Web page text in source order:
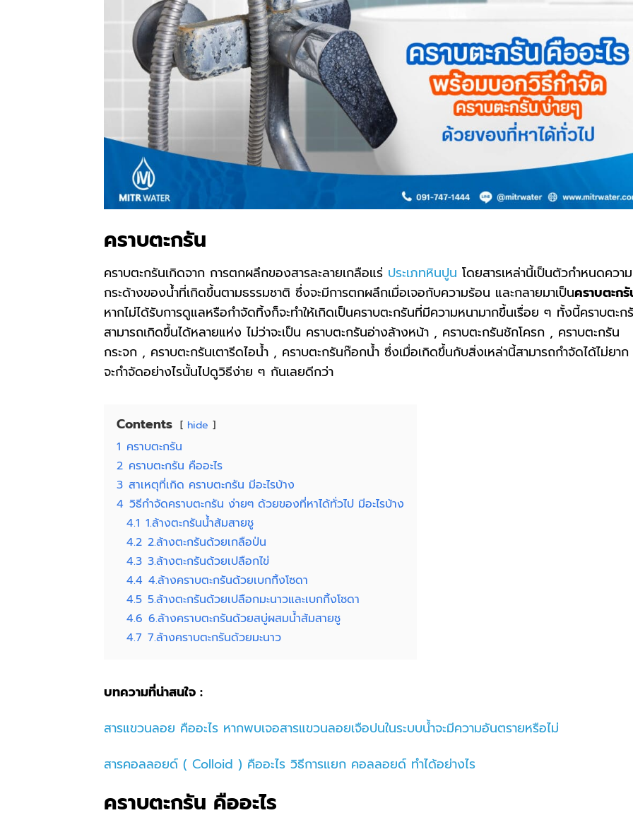
คราบตะกรัน
คราบตะกรันเกิดจาก การตกผลึกของสารละลายเกลือแร่ ประเภทหินปูน โดยสารเหล่านี้เป็นตัวกำหนดความ
กระด้างของน้ำที่เกิดขึ้นตามธรรมชาติ ซึ่งจะมีการตกผลึกเมื่อเจอกับความร้อน และกลายมาเป็นคราบตะก
หากไม่ได้รับการดูแลหรือกำจัดทิ้งก็จะทำให้เกิดเป็นคราบตะกรันที่มีความหนามากขึ้นเรื่อย ๆ ทั้งนี้คราบตะก
สามารถเกิดขึ้นได้หลายแห่ง ไม่ว่าจะเป็น คราบตะกรันอ่างล้างหน้า , คราบตะกรันชักโครก , คราบตะกรัน
กระจก , คราบตะกรันเตารีดไอน้ํา , คราบตะกรันก๊อกน้ํา ซึ่งเมื่อเกิดขึ้นกับสิ่งเหล่านี้สามารถกำจัดได้ไม่ยา
จะกำจัดอย่างไรนั้นไปดูวิธีง่าย ๆ กันเลยดีกว่า
Contents hide
1 คราบตะกรัน
2 คราบตะกรัน คืออะไร
3 สาเหตุที่เกิด คราบตะกรัน มีอะไรบ้าง
4 วิธีกำจัดคราบตะกรัน ง่ายๆ ด้วยของที่หาได้ทั่วไป มีอะไรบ้าง
4.1 1.ล้างตะกรันน้ําส้มสายชู
4.2 2.ล้างตะกรันด้วยเกลือป่น
4.3 3.ล้างตะกรันด้วยเปลือกไข่
4.4 4.ล้างคราบตะกรันด้วยเบกกิ้งโซดา
4.5 5.ล้างตะกรันด้วยเปลือกมะนาวและเบกกิ้งโซดา
4.6 6.ล้างคราบตะกรันด้วยสบู่ผสมน้ำส้มสายชู
4.7 7.ล้างคราบตะกรันด้วยมะนาว
บทความที่น่าสนใจ :
สารแขวนลอย คืออะไร หากพบเจอสารแขวนลอยเจือปนในระบบน้ำจะมีความอันตรายหรือไม่
สารคอลลอยด์ ( Colloid ) คืออะไร วิธีการแยก คอลลอยด์ ทำได้อย่างไร
คราบตะกรัน คืออะไร